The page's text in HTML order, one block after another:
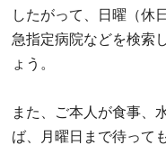
したがって、日曜（休
急指定病院などを検索
ょう。
また、ご本人が食事、
ば、月曜日まで待って